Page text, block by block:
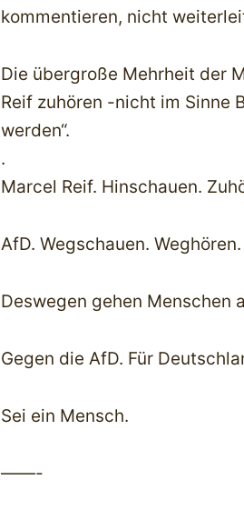
kommentieren, nicht
Die übergroße Mehrheit der
Reif zuhören -nicht im Sinne
werden“.
.
Marcel Reif. Hinschauen.
AfD. Wegschauen.
Deswegen gehen Menschen
Gegen die AfD. Für
Sei ein Mensch.
——-